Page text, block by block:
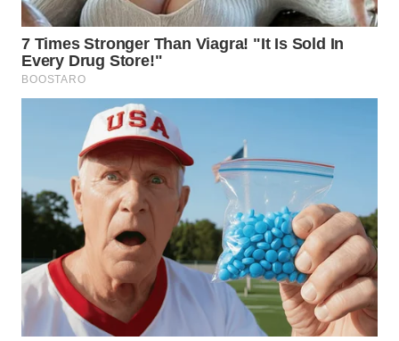
KUNINGAN
WN
MAJALENGKA
WN
SUKABUMI
WN
PURWAKARTA
WN